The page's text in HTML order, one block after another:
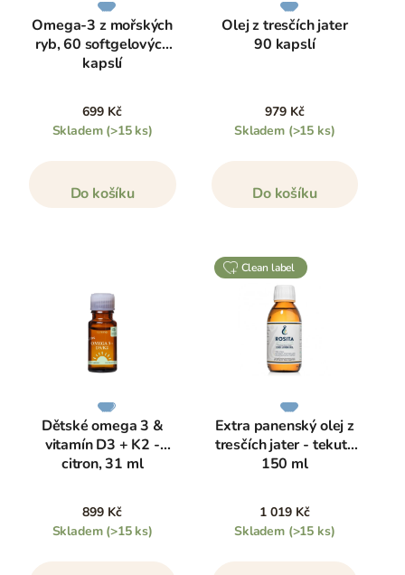
Omega-3 z mořských
ryb, 60 softgelových
kapslí
699 Kč
Skladem (>15 ks)
Do košíku
Olej z tresčích jater
90 kapslí
979 Kč
Skladem (>15 ks)
Do košíku
Dětské omega 3 &
vitamín D3 + K2 -
citron, 31 ml
899 Kč
Skladem (>15 ks)
clean label
Extra panenský olej z
tresčích jater - tekutý
150 ml
1 019 Kč
Skladem (>15 ks)